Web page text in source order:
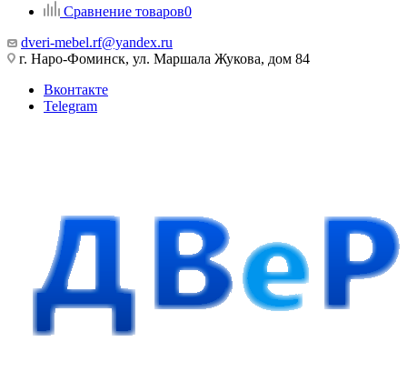
Сравнение товаров0
dveri-mebel.rf@yandex.ru
г. Наро-Фоминск, ул. Маршала Жукова, дом 84
Вконтакте
Telegram